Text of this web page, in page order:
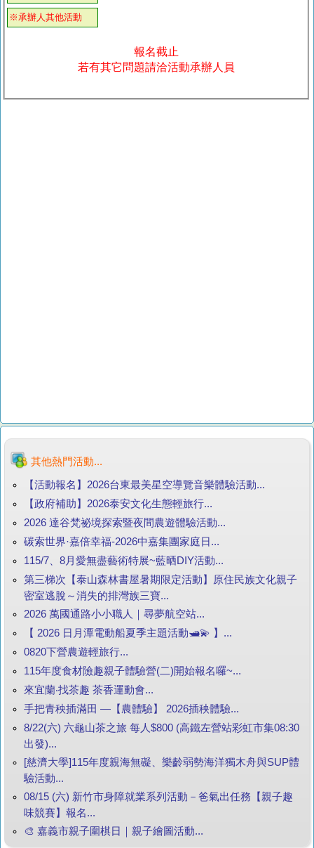
※承辦人其他活動
報名截止
若有其它問題請洽活動承辦人員
其他熱門活動...
【活動報名】2026台東最美星空導覽音樂體驗活動...
【政府補助】2026泰安文化生態輕旅行...
2026 達谷梵祕境探索暨夜間農遊體驗活動...
碳索世界·嘉倍幸福-2026中嘉集團家庭日...
115/7、8月愛無盡藝術特展~藍晒DIY活動...
第三梯次【泰山森林書屋暑期限定活動】原住民族文化親子
密室逃脫～消失的排灣族三寶...
2026 萬國通路小小職人｜尋夢航空站...
【 2026 日月潭電動船夏季主題活動🛥️💫 】...
0820下營農遊輕旅行...
115年度食材險趣親子體驗營(二)開始報名囉~...
來宜蘭‧找茶趣 茶香運動會...
手把青秧插滿田 —【農體驗】 2026插秧體驗...
8/22(六) 六龜山茶之旅 每人$800 (高鐵左營站彩虹市集08:30
出發)...
[慈濟大學]115年度親海無礙、樂齡弱勢海洋獨木舟與SUP體
驗活動...
08/15 (六) 新竹市身障就業系列活動－爸氣出任務【親子趣
味競賽】報名...
🎨 嘉義市親子圍棋日｜親子繪圖活動...